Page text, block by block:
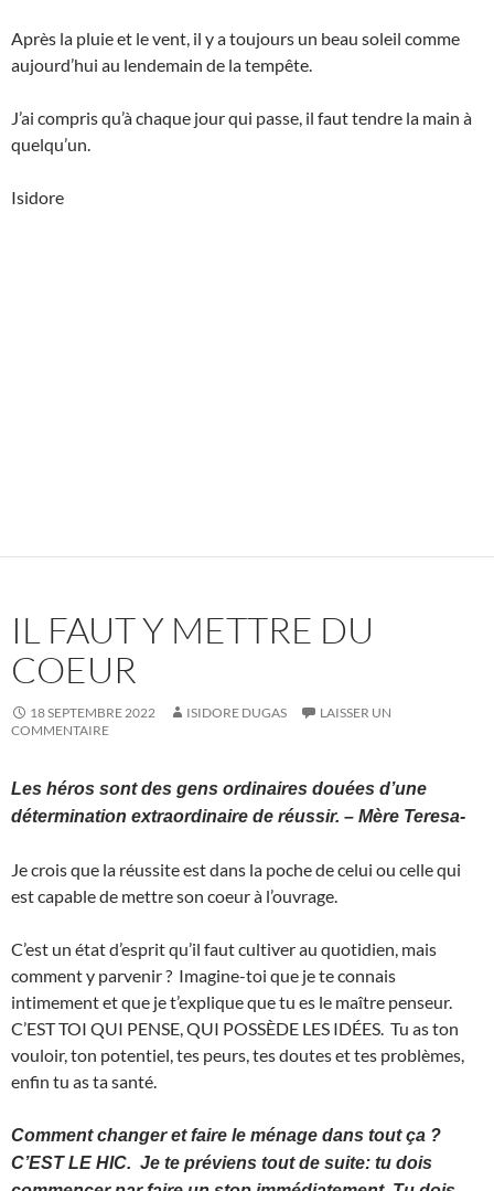
Après la pluie et le vent, il y a toujours un beau soleil comme
aujourd’hui au lendemain de la tempête.
J’ai compris qu’à chaque jour qui passe, il faut tendre la main à
quelqu’un.
Isidore
IL FAUT Y METTRE DU
COEUR
18 SEPTEMBRE 2022 ISIDORE DUGAS
LAISSER UN
COMMENTAIRE
Les héros sont des gens ordinaires douées d’une
détermination extraordinaire de réussir. – Mère Teresa-
Je crois que la réussite est dans la poche de celui ou celle qui
est capable de mettre son coeur à l’ouvrage.
C’est un état d’esprit qu’il faut cultiver au quotidien, mais
comment y parvenir ? Imagine-toi que je te connais
intimement et que je t’explique que tu es le maître penseur.
C’EST TOI QUI PENSE, QUI POSSÈDE LES IDÉES. Tu as ton
vouloir, ton potentiel, tes peurs, tes doutes et tes problèmes,
enfin tu as ta santé.
Comment changer et faire le ménage dans tout ça ?
C’EST LE HIC. Je te préviens tout de suite: tu dois